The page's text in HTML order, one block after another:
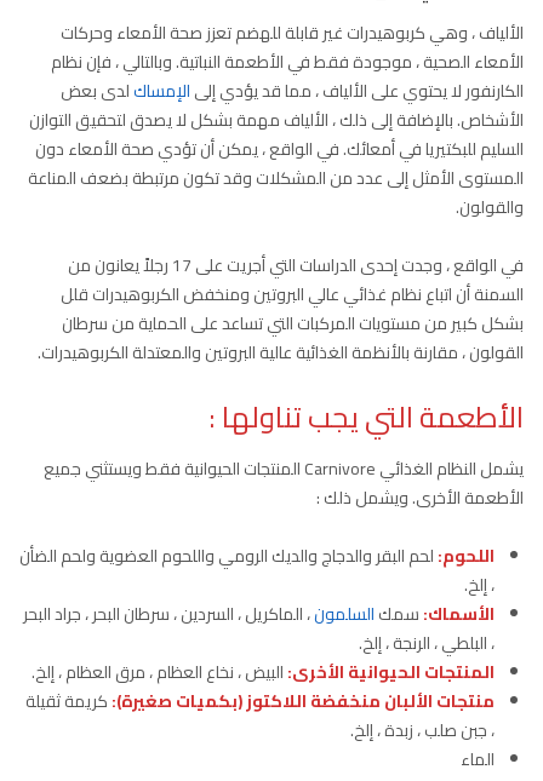
الألياف ، وهي كربوهيدرات غير قابلة للهضم تعزز صحة الأمعاء وحركات
الأمعاء الصحية ، موجودة فقط في الأطعمة النباتية. وبالتالي ، فإن نظام
الكارنفور لا يحتوي على الألياف ، مما قد يؤدي إلىالإمساكلدى بعض
الأشخاص. بالإضافة إلى ذلك ، الألياف مهمة بشكل لا يصدق لتحقيق التوازن
السليم للبكتيريا في أمعائك. في الواقع ، يمكن أن تؤدي صحة الأمعاء دون
المستوى الأمثل إلى عدد من المشكلات وقد تكون مرتبطة بضعف المناعة
والقولون.
في الواقع ، وجدت إحدى الدراسات التي أجريت على 17 رجلاً يعانون من
السمنة أن اتباع نظام غذائي عالي البروتين ومنخفض الكربوهيدرات قلل
بشكل كبير من مستويات المركبات التي تساعد على الحماية من سرطان
القولون ، مقارنة بالأنظمة الغذائية عالية البروتين والمعتدلة الكربوهيدرات.
الأطعمة التي يجب تناولها :
يشمل النظام الغذائي Carnivore المنتجات الحيوانية فقط ويستثني جميع
الأطعمة الأخرى. ويشمل ذلك :
اللحوم:لحم البقر والدجاج والديك الرومي واللحوم العضوية ولحم الضأن
، إلخ.
الأسماك:سمكالسلمون، الماكريل ، السردين ، سرطان البحر ، جراد البحر
، البلطي ، الرنجة ، إلخ.
المنتجات الحيوانية الأخرى:البيض ، نخاع العظام ، مرق العظام ، إلخ.
منتجات الألبان منخفضة اللاكتوز (بكميات صغيرة):كريمة ثقيلة
، جبن صلب ، زبدة ، إلخ.
الماء